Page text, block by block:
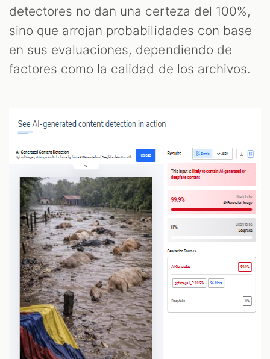
detectores no dan una certeza del 100%,
sino que arrojan probabilidades con base
en sus evaluaciones, dependiendo de
factores como la calidad de los archivos.